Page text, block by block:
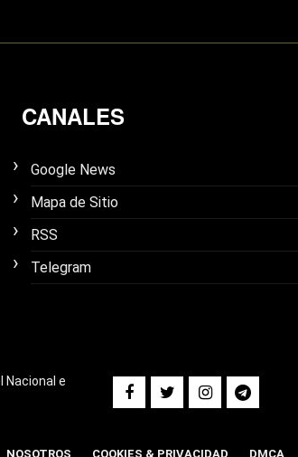
CANALES
Google News
Mapa de Sitio
RSS
Telegram
Nacional e
NOSOTROS COOKIES & PRIVACIDAD DMCA